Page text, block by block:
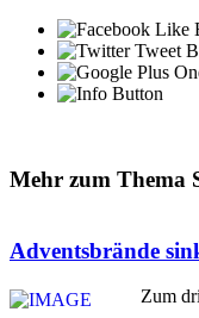
Mehr zum Thema
Adventsbrände
Zum